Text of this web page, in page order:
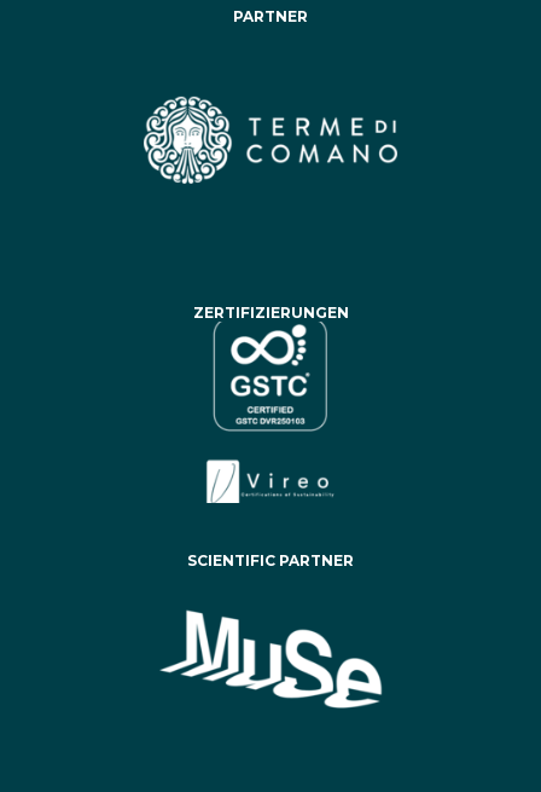
PARTNER
ZERTIFIZIERUNGEN
SCIENTIFIC PARTNER